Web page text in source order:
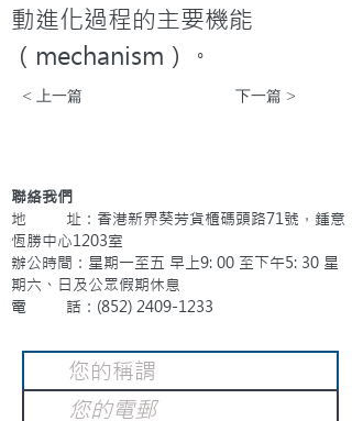
動進化過程的主要機能
（mechanism）。
< 上一篇 下一篇 >
聯絡我們
地 址：香港新界葵芳貨櫃碼頭路71號，鍾意
恆勝中心1203室
辦公時間：星期一至五 早上9: 00 至下午5: 30 星
期六、日及公眾假期休息
電 話：(852) 2409-1233